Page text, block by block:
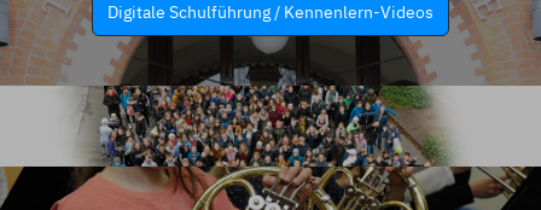
Digitale Schulführung / Kennenlern-Videos